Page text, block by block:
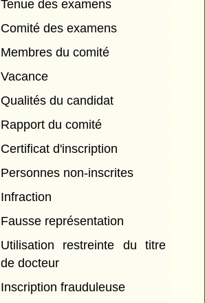
Tenue des examens
Comité des examens
Membres du comité
Vacance
Qualités du candidat
Rapport du comité
Certificat d'inscription
Personnes non-inscrites
Infraction
Fausse représentation
Utilisation restreinte du titre
de docteur
Inscription frauduleuse